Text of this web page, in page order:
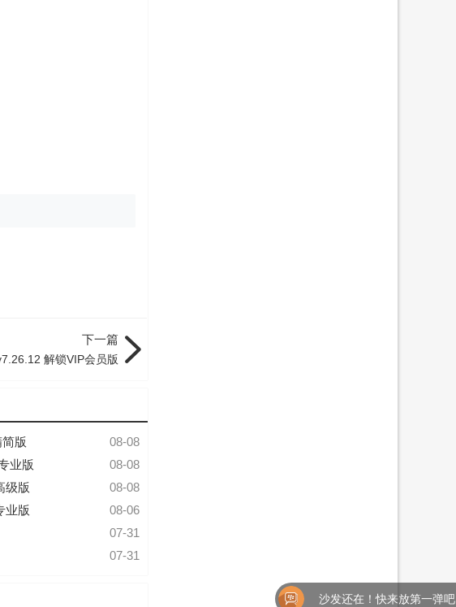
下一篇
解锁VIP会员版
08-08
版
08-08
业版
08-08
级版
08-06
业版
07-31
07-31
沙发还在！快来放第一弹吧！